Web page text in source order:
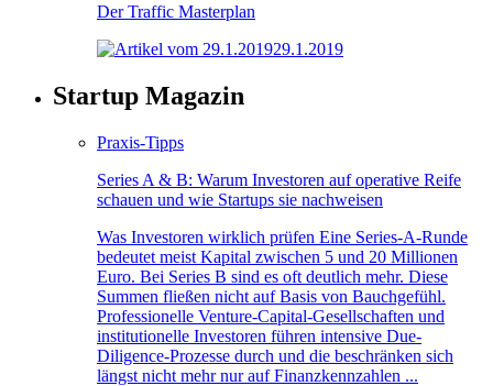
Der Traffic Masterplan
29.1.2019
Startup Magazin
Praxis-Tipps
Series A & B: Warum Investoren auf operative Reife
schauen und wie Startups sie nachweisen
Was Investoren wirklich prüfen Eine Series-A-Runde
bedeutet meist Kapital zwischen 5 und 20 Millionen
Euro. Bei Series B sind es oft deutlich mehr. Diese
Summen fließen nicht auf Basis von Bauchgefühl.
Professionelle Venture-Capital-Gesellschaften und
institutionelle Investoren führen intensive Due-
Diligence-Prozesse durch und die beschränken sich
längst nicht mehr nur auf Finanzkennzahlen ...